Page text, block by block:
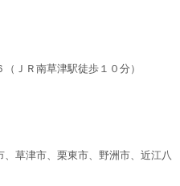
ＪＲ南草津駅徒歩１０分）
草津市、栗東市、野洲市、近江八